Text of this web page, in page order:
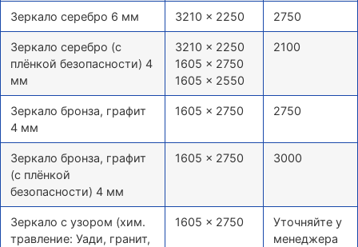
Зеркало серебро 6 мм 3210 × 2250 2750
Зеркало серебро (с
плёнкой безопасности) 4
мм
3210 × 2250
1605 × 2750
1605 × 2550
2100
Зеркало бронза, графит
4 мм
1605 × 2750 2750
Зеркало бронза, графит
(с плёнкой
безопасности) 4 мм
1605 × 2750 3000
Зеркало с узором (хим.
травление: Уади, гранит,
1605 × 2750
Уточняйте у
менеджера